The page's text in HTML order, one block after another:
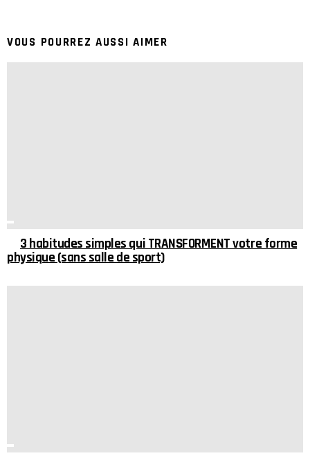
VOUS POURREZ AUSSI AIMER
3 habitudes simples qui TRANSFORMENT votre forme
physique (sans salle de sport)